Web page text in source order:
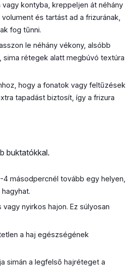
kontyba, kreppeljen át néhány
és tartást ad a frizurának,
fog tűnni.
le néhány vékony, alsóbb
rétegek alatt megbúvó textúra
hogy a fonatok vagy feltűzések
tapadást biztosít, így a frizura
buktatókkal.
másodpercnél tovább egy helyen,
nyirkos hajon. Ez súlyosan
a haj egészségének
simán a legfelső hajréteget a